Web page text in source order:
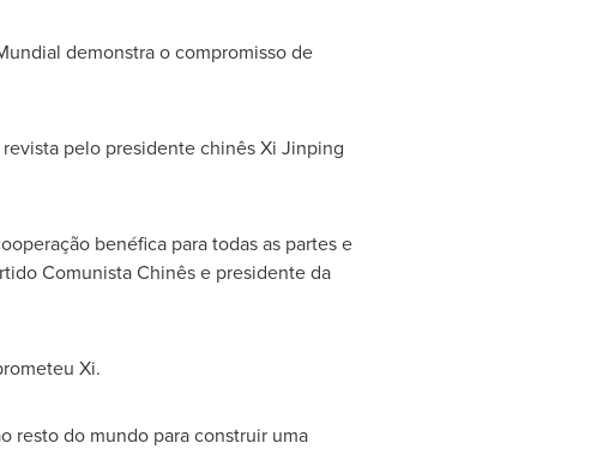
demonstra o compromisso de
revista pelo presidente chinês Xi Jinping
benéfica para todas as partes e
Comunista Chinês e presidente da
Xi.
resto do mundo para construir uma